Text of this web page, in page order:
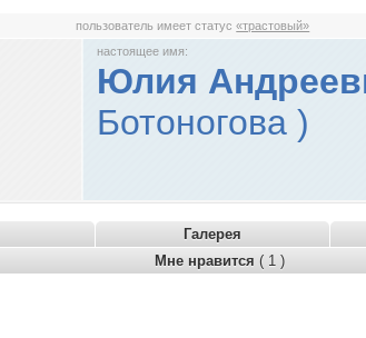
пользователь имеет статус«трастовый»
настоящее имя:
Юлия
Ботоногова )
Галерея
Мне нравится ( 1 )